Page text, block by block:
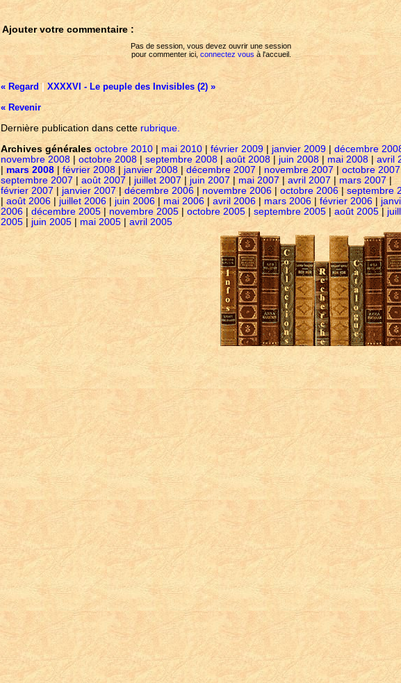
Ajouter votre commentaire :
Pas de session, vous devez ouvrir une session
pour commenter ici, connectez vousà l'accueil.
« Regard | XXXXVI - Le peuple des Invisibles (2) »
« Revenir
Dernière publication dans cette rubrique.
Archives générales octobre 2010 | mai 2010 | février 2009 | janvier 2009| décembre
novembre 2008 | octobre 2008 | septembre 2008 | août 2008 | juin 2008 | mai 2008 | avril
| mars 2008 | février 2008 | janvier 2008 |décembre 2007 | novembre 2007 |octobre 2007
septembre 2007 | août 2007 | juillet 2007 | juin 2007 | mai 2007 | avril 2007 | mars 2007 |
février 2007 | janvier 2007 | décembre 2006 | novembre 2006 |octobre 2006 | septembre
| août 2006 | juillet 2006 | juin 2006 | mai 2006 | avril 2006 | mars 2006 | février 2006 |
2006 |décembre 2005 | novembre 2005 | octobre 2005 |septembre 2005 | août 2005 |
2005 | juin 2005 | mai 2005 | avril 2005